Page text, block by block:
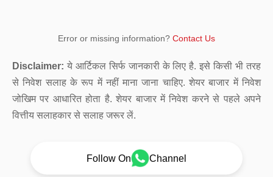
Error or missing information? Contact Us
Disclaimer: ये आर्टिकल सिर्फ जानकारी के लिए है. इसे किसी भी तरह
से निवेश सलाह के रूप में नहीं माना जाना चाहिए. शेयर बाजार में निवेश
जोखिम पर आधारित होता है. शेयर बाजार में निवेश करने से पहले अपने
वित्तीय सलाहकार से सलाह जरूर लें.
Follow On Channel